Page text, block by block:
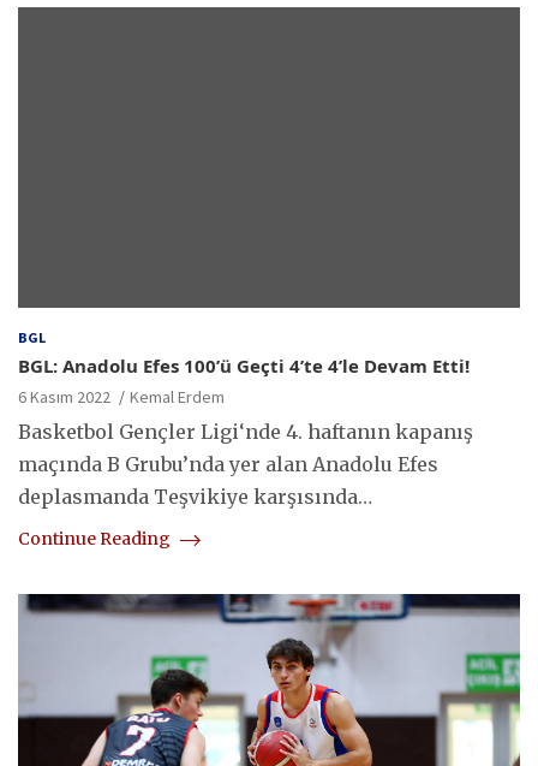
BGL
BGL: Anadolu Efes 100’ü Geçti 4’te 4’le Devam Etti!
6 Kasım 2022 Kemal Erdem
Basketbol Gençler Ligi‘nde 4. haftanın kapanış
maçında B Grubu’nda yer alan Anadolu Efes
deplasmanda Teşvikiye karşısında…
Continue Reading